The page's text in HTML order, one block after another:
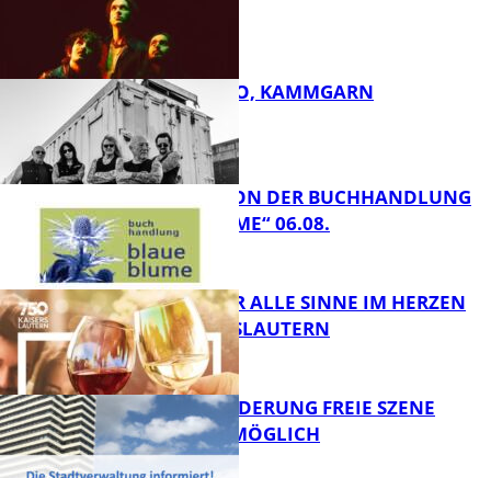
FB Kultur
ROSE TATTOO, KAMMGARN
FB Kultur
LESETIPPS VON DER BUCHHANDLUNG
„BLAUE BLUME“ 06.08.
FB Kultur
GENÜSSE FÜR ALLE SINNE IM HERZEN
VON KAISERSLAUTERN
PROJEKTFÖRDERUNG FREIE SZENE
WEITERHIN MÖGLICH